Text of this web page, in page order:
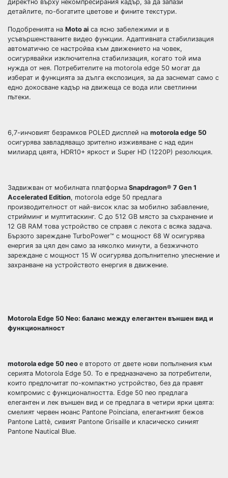
директно върху некомпресирания кадър, за да запази
дeтайлите, по-богатите цветове и фините текстури.
Подобренията на Moto ai са ясно забележими и в
усъвършенстваните видео функции. Адаптивната стабилизация
автоматично се настройва към движението на човек,
осигурявайки изключителна стабилизация, когато той има
нужда от нея. Потребителите на motorola edge 50 могат да
изберат и функцията за дълга експозиция, за да заснемат само с
едно докосване кадър на движеща се вода или светлинни
пътеки.
6,7-инчовият безрамков POLED дисплей на motorola edge 50
осигурява завладяващо зрително изживяване с над един
милиард цвята, HDR10+ яркост и Super HD (1220P) резолюция.
Задвижван от мобилната платформа Snapdragon® 7 Gen 1
Accelerated Edition, motorola edge 50 предлага
производителност от най-висок клас за мобилно забавление,
стрийминг и мултитаскинг. С до 512 GB място за съхранение и
12 GB RAM това устройство се справя с лекота с всяка задача.
Бързото зареждане TurboPower™ с мощност 68 W осигурява
енергия за цял ден само за няколко минути, а безжичното
зареждане с мощност 15 W осигурява допълнително улеснение и
захранване на устройството енергия в движение.
Motorola Edge 50 Neo: баланс между елегантен външен вид и
функционалност
motorola edge 50 neo е второто от двете нови попълнения към
серията Motorola Edge 50. То е предназначено за потребители,
които предпочитат по-компактно устройство, без да правят
компромис с функционалността. Edge 50 neo предлага
елегантен и лек външен вид и се предлага в четири ярки цвята:
смелият червен нюанс Pantone Poinciana, елегантният бежов
Pantone Lattè, сивият Pantone Grisaille и класическо синият
Pantone Nautical Blue.